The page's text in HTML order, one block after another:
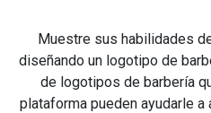
Muestre sus habilidades
diseñando un logotipo de
de logotipos de barbería
plataforma pueden ayudarle a